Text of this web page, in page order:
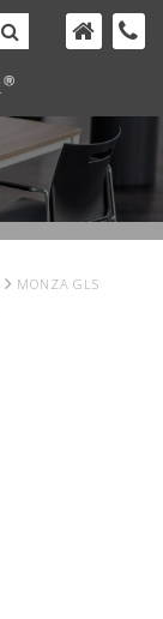
MONZA GLS